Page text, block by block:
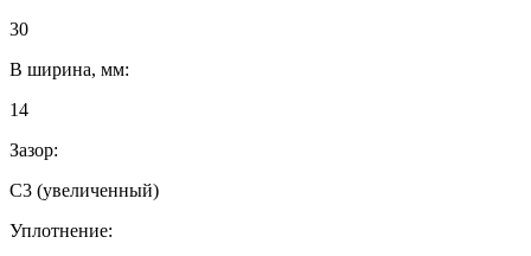
30
B ширина, мм:
14
Зазор:
C3 (увеличенный)
Уплотнение: